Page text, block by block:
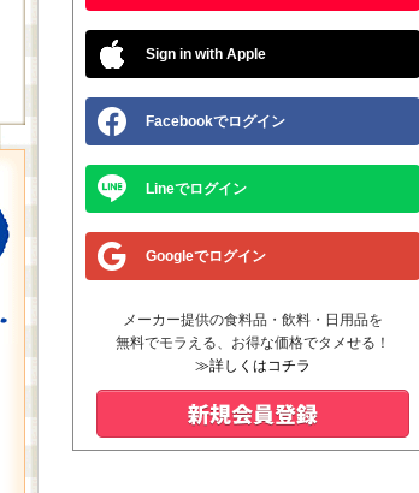
Sign in with Apple
Facebookでログイン
Lineでログイン
Googleでログイン
メーカー提供の食料品・飲料・日用品を
無料でモラえる、お得な価格でタメせる！
≫詳しくはコチラ